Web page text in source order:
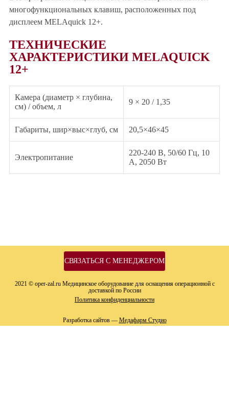
многофункциональных клавиш, расположенных под
дисплеем MELAquick 12+.
ТЕХНИЧЕСКИЕ
ХАРАКТЕРИСТИКИ MELAQUICK
12+
Камера (диаметр × глубина,
см) / объем, л
9 × 20 / 1,35
Габариты, шир×выс×глуб, см 20,5×46×45
Электропитание
220-240 В, 50/60 Гц, 10
А, 2050 Вт
СВЯЗАТЬСЯ С МЕНЕДЖЕРОМ
2021 © oper-zal.ru Медицинское оборудование для оснащения операционной с
доставкой по России
Политика конфиденциальности
Разработка сайтов — Медафарм Студио